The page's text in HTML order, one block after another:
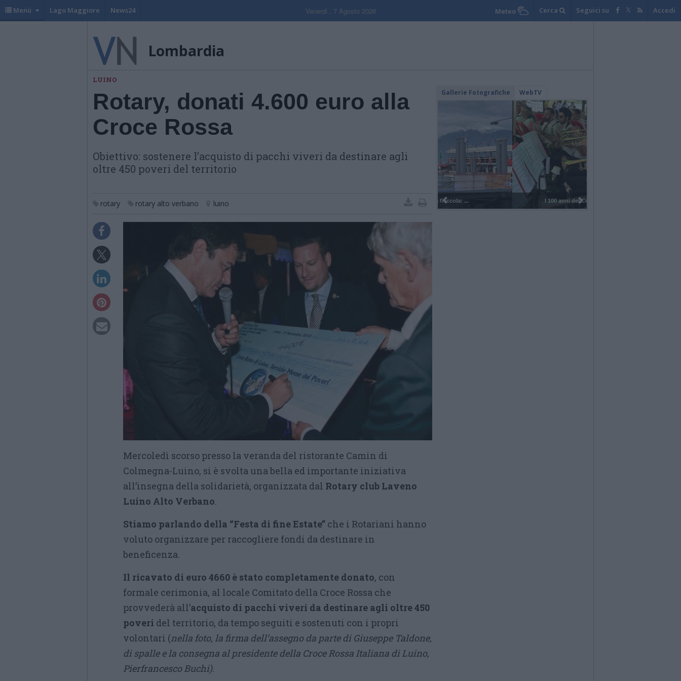
Menù Lago Maggiore News24 Venerdi , 7 Agosto 2026 Meteo Cerca Seguici su Accedi
Lombardia
LUINO
Rotary, donati 4.600 euro alla
Croce Rossa
Obiettivo: sostenere l’acquisto di pacchi viveri da destinare agli
oltre 450 poveri del territorio
rotary rotary alto verbano luino
Mercoledì scorso presso la veranda del ristorante Camin di
Colmegna-Luino, si è svolta una bella ed importante iniziativa
all’insegna della solidarietà, organizzata dal Rotary club Laveno
Luino Alto Verbano.
Stiamo parlando della “Festa di fine Estate” che i Rotariani hanno
voluto organizzare per raccogliere fondi da destinare in
beneficenza.
Il ricavato di euro 4660 è stato completamente donato, con
formale cerimonia, al locale Comitato della Croce Rossa che
provvederà all’acquisto di pacchi viveri da destinare agli oltre 450
poveri del territorio, da tempo seguiti e sostenuti con i propri
volontari (nella foto, la firma dell’assegno da parte di Giuseppe Taldone,
di spalle e la consegna al presidente della Croce Rossa Italiana di Luino,
Pierfrancesco Buchi).
Gallerie Fotografiche WebTV
I 100 anni del Corpo Musicale di